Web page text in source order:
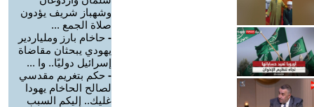
وشهباز شريف يؤدون
صلاة الجمع ...
- حاخام بارز وملياردير
يهودي يبحثان مقاضاة
إسرائيل دوليًا.. وا ...
- حكم بتغريم مقدسي
لصالح الحاخام يهودا
غليك.. إليكم السبب